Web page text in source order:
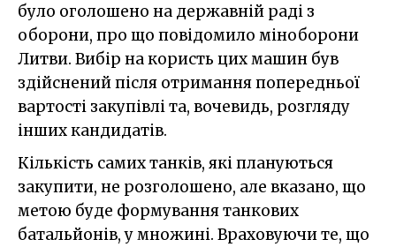
було оголошено на державній раді з
оборони, про що повідомило міноборони
Литви. Вибір на користь цих машин був
здійснений після отримання попередньої
вартості закупівлі та, вочевидь, розгляду
інших кандидатів.
Кількість самих танків, які плануються
закупити, не розголошено, але вказано, що
метою буде формування танкових
батальйонів, у множині. Враховуючи те, що